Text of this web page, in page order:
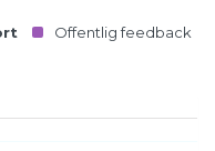
Offentlig feedback